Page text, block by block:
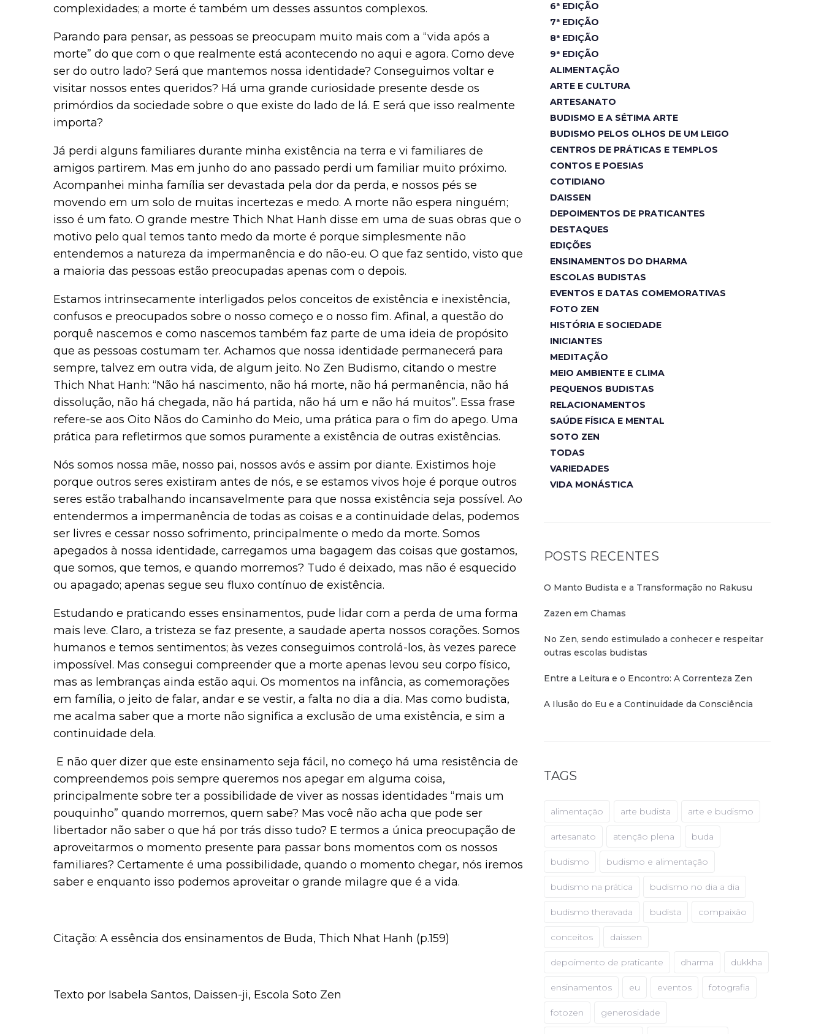
complexidades; a morte é também um desses assuntos complexos.
Parando para pensar, as pessoas se preocupam muito mais com a “vida após a
morte” do que com o que realmente está acontecendo no aqui e agora. Como deve
ser do outro lado? Será que mantemos nossa identidade? Conseguimos voltar e
visitar nossos entes queridos? Há uma grande curiosidade presente desde os
primórdios da sociedade sobre o que existe do lado de lá. E será que isso realmente
importa?
Já perdi alguns familiares durante minha existência na terra e vi familiares de
amigos partirem. Mas em junho do ano passado perdi um familiar muito próximo.
Acompanhei minha família ser devastada pela dor da perda, e nossos pés se
movendo em um solo de muitas incertezas e medo. A morte não espera ninguém;
isso é um fato. O grande mestre Thich Nhat Hanh disse em uma de suas obras que o
motivo pelo qual temos tanto medo da morte é porque simplesmente não
entendemos a natureza da impermanência e do não-eu. O que faz sentido, visto que
a maioria das pessoas estão preocupadas apenas com o depois.
Estamos intrinsecamente interligados pelos conceitos de existência e inexistência,
confusos e preocupados sobre o nosso começo e o nosso fim. Afinal, a questão do
porquê nascemos e como nascemos também faz parte de uma ideia de propósito
que as pessoas costumam ter. Achamos que nossa identidade permanecerá para
sempre, talvez em outra vida, de algum jeito. No Zen Budismo, citando o mestre
Thich Nhat Hanh: “Não há nascimento, não há morte, não há permanência, não há
dissolução, não há chegada, não há partida, não há um e não há muitos”. Essa frase
refere-se aos Oito Nãos do Caminho do Meio, uma prática para o fim do apego. Uma
prática para refletirmos que somos puramente a existência de outras existências.
Nós somos nossa mãe, nosso pai, nossos avós e assim por diante. Existimos hoje
porque outros seres existiram antes de nós, e se estamos vivos hoje é porque outros
seres estão trabalhando incansavelmente para que nossa existência seja possível. Ao
entendermos a impermanência de todas as coisas e a continuidade delas, podemos
ser livres e cessar nosso sofrimento, principalmente o medo da morte. Somos
apegados à nossa identidade, carregamos uma bagagem das coisas que gostamos,
que somos, que temos, e quando morremos? Tudo é deixado, mas não é esquecido
ou apagado; apenas segue seu fluxo contínuo de existência.
Estudando e praticando esses ensinamentos, pude lidar com a perda de uma forma
mais leve. Claro, a tristeza se faz presente, a saudade aperta nossos corações. Somos
humanos e temos sentimentos; às vezes conseguimos controlá-los, às vezes parece
impossível. Mas consegui compreender que a morte apenas levou seu corpo físico,
mas as lembranças ainda estão aqui. Os momentos na infância, as comemorações
em família, o jeito de falar, andar e se vestir, a falta no dia a dia. Mas como budista,
me acalma saber que a morte não significa a exclusão de uma existência, e sim a
continuidade dela.
E não quer dizer que este ensinamento seja fácil, no começo há uma resistência de
compreendemos pois sempre queremos nos apegar em alguma coisa,
principalmente sobre ter a possibilidade de viver as nossas identidades “mais um
pouquinho” quando morremos, quem sabe? Mas você não acha que pode ser
libertador não saber o que há por trás disso tudo? E termos a única preocupação de
aproveitarmos o momento presente para passar bons momentos com os nossos
familiares? Certamente é uma possibilidade, quando o momento chegar, nós iremos
saber e enquanto isso podemos aproveitar o grande milagre que é a vida.
Citação: A essência dos ensinamentos de Buda, Thich Nhat Hanh (p.159)
Texto por Isabela Santos, Daissen-ji, Escola Soto Zen
6ª EDIÇÃO
7ª EDIÇÃO
8ª EDIÇÃO
9ª EDIÇÃO
ALIMENTAÇÃO
ARTE E CULTURA
ARTESANATO
BUDISMO E A SÉTIMA ARTE
BUDISMO PELOS OLHOS DE UM LEIGO
CENTROS DE PRÁTICAS E TEMPLOS
CONTOS E POESIAS
COTIDIANO
DAISSEN
DEPOIMENTOS DE PRATICANTES
DESTAQUES
EDIÇÕES
ENSINAMENTOS DO DHARMA
ESCOLAS BUDISTAS
EVENTOS E DATAS COMEMORATIVAS
FOTO ZEN
HISTÓRIA E SOCIEDADE
INICIANTES
MEDITAÇÃO
MEIO AMBIENTE E CLIMA
PEQUENOS BUDISTAS
RELACIONAMENTOS
SAÚDE FÍSICA E MENTAL
SOTO ZEN
TODAS
VARIEDADES
VIDA MONÁSTICA
POSTS RECENTES
O Manto Budista e a Transformação no Rakusu
Zazen em Chamas
No Zen, sendo estimulado a conhecer e respeitar
outras escolas budistas
Entre a Leitura e o Encontro: A Correnteza Zen
A Ilusão do Eu e a Continuidade da Consciência
TAGS
alimentação arte budista arte e budismo
artesanato atenção plena buda
budismo budismo e alimentação
budismo na prática budismo no dia a dia
budismo theravada budista compaixão
conceitos daissen
depoimento de praticante dharma dukkha
ensinamentos eu eventos fotografia
fotozen generosidade